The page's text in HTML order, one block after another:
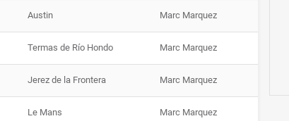
Austin Marc Marquez
Termas de Río Hondo Marc Marquez
Jerez de la Frontera Marc Marquez
Le Mans Marc Marquez